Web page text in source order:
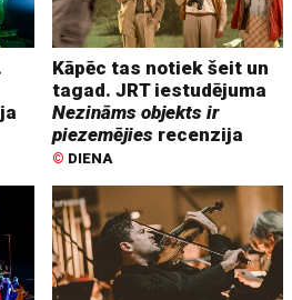
Kāpēc tas notiek šeit un
tagad. JRT iestudējuma
Nezināms objekts ir
piezemējies recenzija
© DIENA